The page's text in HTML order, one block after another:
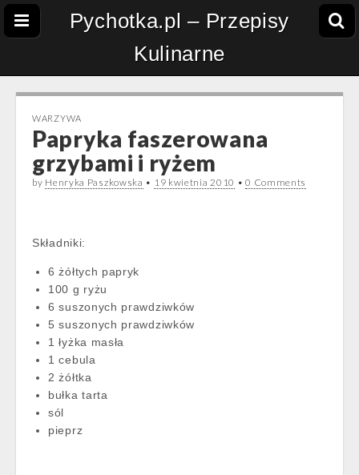
Pychotka.pl – Przepisy
Kulinarne
WARZYWA
Papryka faszerowana
grzybami i ryżem
by Henryka Paszkowska • 19 kwietnia 2010 •0 Comments
Składniki:
6 żółtych papryk
100 g ryżu
6 suszonych prawdziwków
5 suszonych prawdziwków
1 łyżka masła
1 cebula
2 żółtka
bułka tarta
sól
pieprz